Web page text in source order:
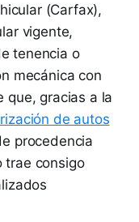
(Carfax),
vigente,
tenencia o
mecánica con
que, gracias a la
de autos
procedencia
trae consigo